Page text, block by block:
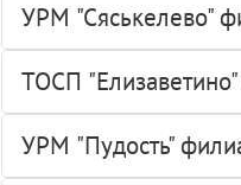
УРМ "Сяськелево"
ТОСП
УРМ "Пудость"